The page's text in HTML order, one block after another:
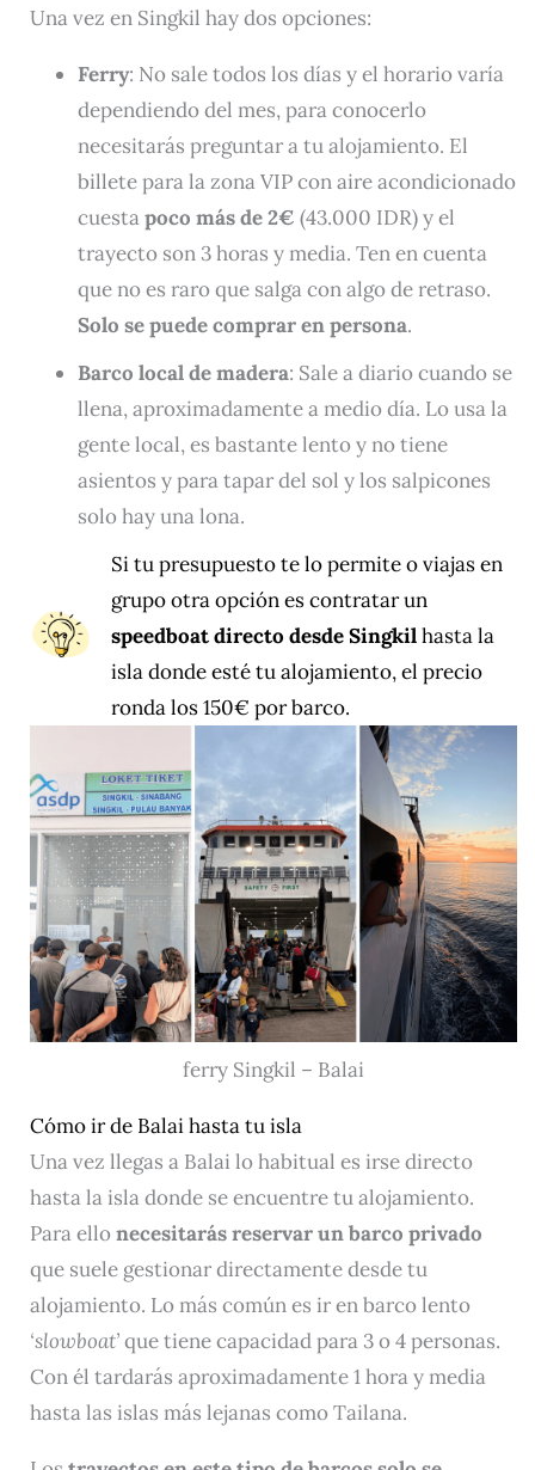
Una vez en Singkil hay dos opciones:
Ferry: No sale todos los días y el horario varía
dependiendo del mes, para conocerlo
necesitarás preguntar a tu alojamiento. El
billete para la zona VIP con aire acondicionado
cuestapoco más de 2€ (43.000 IDR) y el
trayecto son 3 horas y media. Ten en cuenta
que no es raro que salga con algo de retraso.
Solo se puede comprar en persona.
Barco local de madera: Sale a diario cuando se
llena, aproximadamente a medio día. Lo usa la
gente local, es bastante lento y no tiene
asientos y para tapar del sol y los salpicones
solo hay una lona.
Si tu presupuesto te lo permite o viajas en
grupo otra opción es contratar un
speedboat directo desde Singkilhasta la
isla donde esté tu alojamiento, el precio
ronda los 150€ por barco.
ferry Singkil – Balai
Cómo ir de Balai hasta tu isla
Una vez llegas a Balai lo habitual es irse directo
hasta la isla donde se encuentre tu alojamiento.
Para ellonecesitarás reservar un barco privado
que suele gestionar directamente desde tu
alojamiento. Lo más común es ir en barco lento
‘slowboat’que tiene capacidad para 3 o 4 personas.
Con él tardarás aproximadamente 1 hora y media
hasta las islas más lejanas como Tailana.